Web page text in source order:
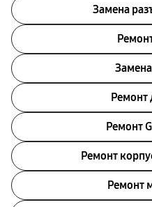
Замена
Ремонт
Ремонт
Ремонт
Ремонт